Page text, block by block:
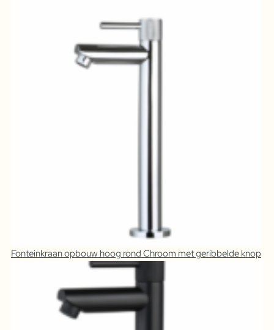
Fonteinkraan opbouw hoog rond Chroom met geribbelde knop